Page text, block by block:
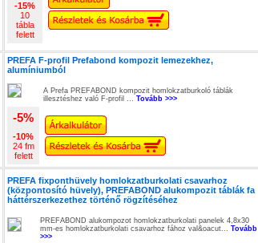
-15%
10
tábla
felett
PREFA F-profil Prefabond kompozit lemezekhez,
alumíniumból
A Prefa PREFABOND kompozit homlokzatburkoló táblák
illesztéshez való F-profil ... Tovább >>>
-5%
-10%
24 fm
felett
PREFA fixponthüvely homlokzatburkolati csavarhoz
(központosító hüvely), PREFABOND alukompozit táblák fa
háttérszerkezethez történő rögzítéséhez
PREFABOND alukompozot homlokzatburkolati panelek 4,8x30
mm-es homlokzatburkolati csavarhoz fához val&oacut... Tovább
>>>